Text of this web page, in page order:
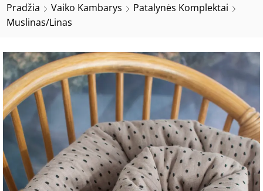
Pradžia Vaiko Kambarys
Patalynės Komplektai
Muslinas/Linas